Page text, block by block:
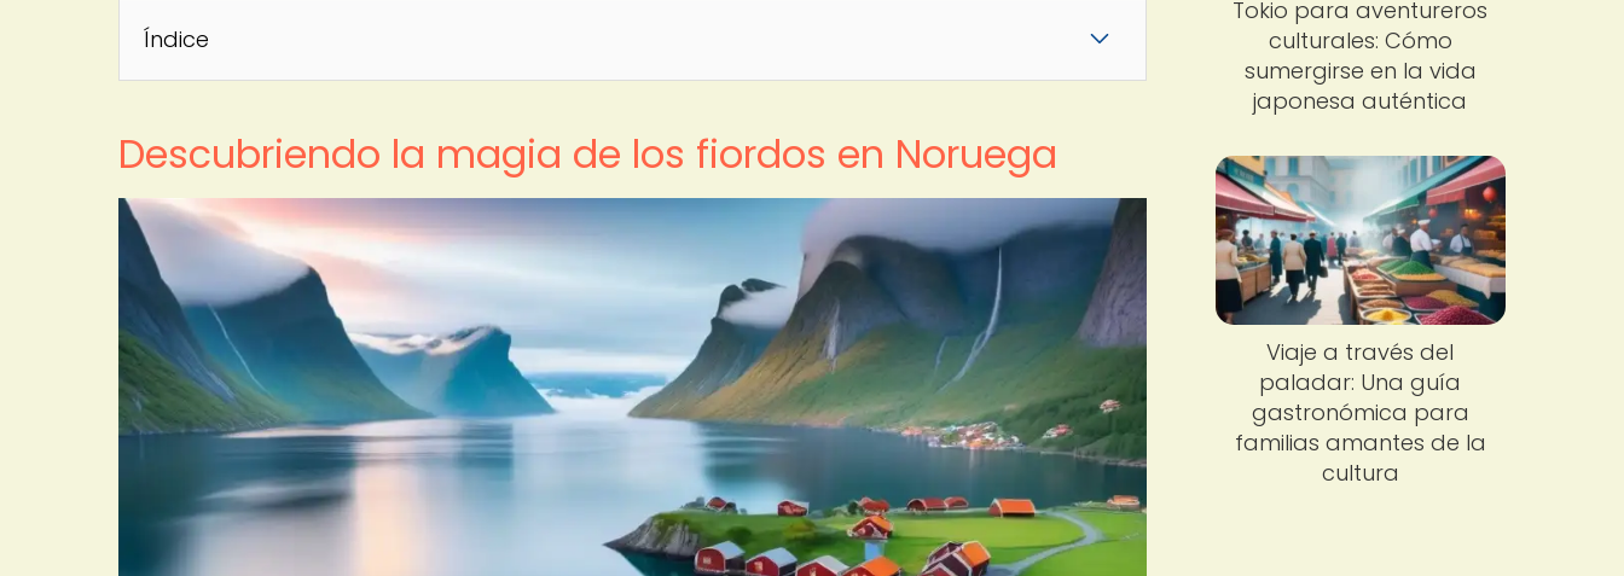
Índice
Descubriendo la magia de los fiordos en Noruega
Tokio para aventureros
culturales: Cómo
sumergirse en la vida
japonesa auténtica
Viaje a través del
paladar: Una guía
gastronómica para
familias amantes de la
cultura